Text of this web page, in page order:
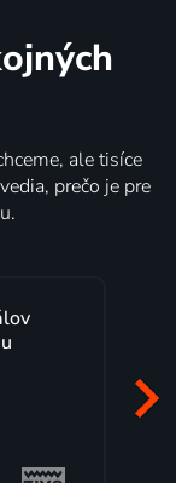
ale tisíce
prečo je pre